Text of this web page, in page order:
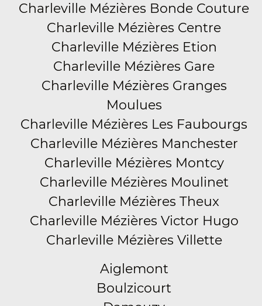
Charleville Mézières Bonde Couture
Charleville Mézières Centre
Charleville Mézières Etion
Charleville Mézières Gare
Charleville Mézières Granges
Moulues
Charleville Mézières Les Faubourgs
Charleville Mézières Manchester
Charleville Mézières Montcy
Charleville Mézières Moulinet
Charleville Mézières Theux
Charleville Mézières Victor Hugo
Charleville Mézières Villette
Aiglemont
Boulzicourt